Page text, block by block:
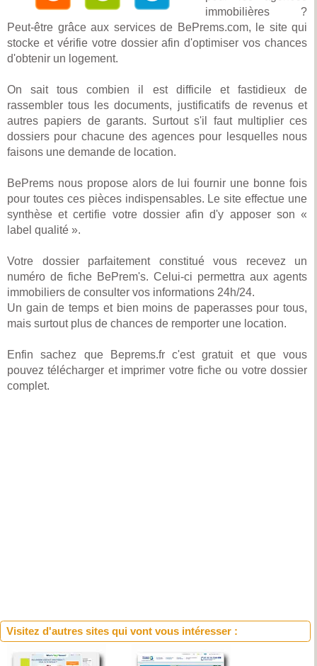
immobilières ?
Peut-être grâce aux services de BePrems.com, le site qui
stocke et vérifie votre dossier afin d'optimiser vos chances
d'obtenir un logement.
On sait tous combien il est difficile et fastidieux de
rassembler tous les documents, justificatifs de revenus et
autres papiers de garants. Surtout s'il faut multiplier ces
dossiers pour chacune des agences pour lesquelles nous
faisons une demande de location.
BePrems nous propose alors de lui fournir une bonne fois
pour toutes ces pièces indispensables. Le site effectue une
synthèse et certifie votre dossier afin d'y apposer son «
label qualité ».
Votre dossier parfaitement constitué vous recevez un
numéro de fiche BePrem's. Celui-ci permettra aux agents
immobiliers de consulter vos informations 24h/24.
Un gain de temps et bien moins de paperasses pour tous,
mais surtout plus de chances de remporter une location.
Enfin sachez que Beprems.fr c'est gratuit et que vous
pouvez télécharger et imprimer votre fiche ou votre dossier
complet.
Visitez d'autres sites qui vont vous intéresser :